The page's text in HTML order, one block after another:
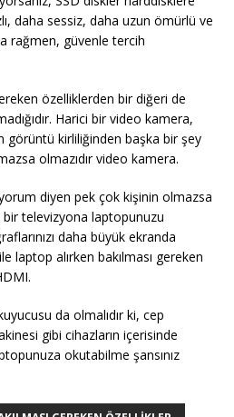
daha sessiz, daha uzun ömürlü ve
rağmen, güvenle tercih
özelliklerden bir diğeri de
Harici bir video kamera,
görüntü kirliliğinden başka bir şey
olmazıdır video kamera.
diyen pek çok kişinin olmazsa
bir televizyona laptopunuzu
daha büyük ekranda
laptop alırken bakılması gereken
da olmalıdır ki, cep
gibi cihazların içerisinde
okutabilme şansınız